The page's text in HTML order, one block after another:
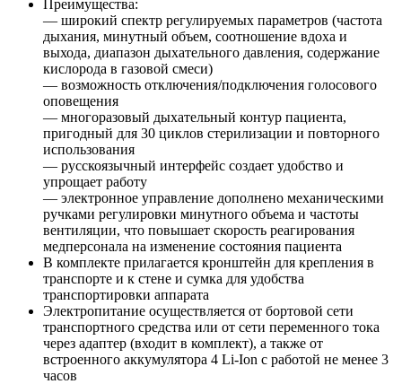
Преимущества:
— широкий спектр регулируемых параметров (частота
дыхания, минутный объем, соотношение вдоха и
выхода, диапазон дыхательного давления, содержание
кислорода в газовой смеси)
— возможность отключения/подключения голосового
оповещения
— многоразовый дыхательный контур пациента,
пригодный для 30 циклов стерилизации и повторного
использования
— русскоязычный интерфейс создает удобство и
упрощает работу
— электронное управление дополнено механическими
ручками регулировки минутного объема и частоты
вентиляции, что повышает скорость реагирования
медперсонала на изменение состояния пациента
В комплекте прилагается кронштейн для крепления в
транспорте и к стене и сумка для удобства
транспортировки аппарата
Электропитание осуществляется от бортовой сети
транспортного средства или от сети переменного тока
через адаптер (входит в комплект), а также от
встроенного аккумулятора 4 Li-Ion с работой не менее 3
часов